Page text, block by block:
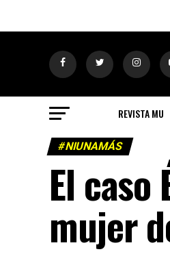
REVISTA MU
#NIUNAMÁS
El
mujer